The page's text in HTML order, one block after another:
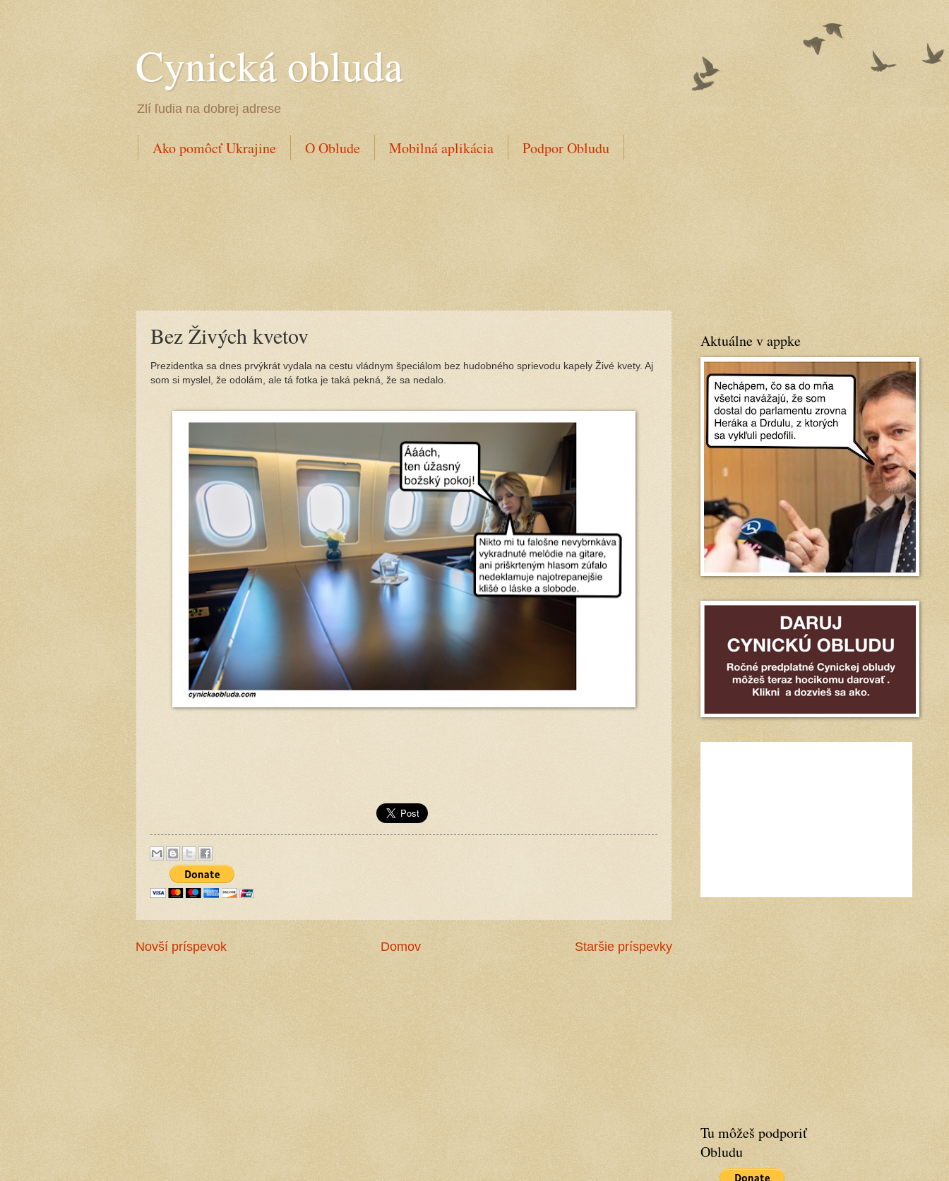
Cynická obluda
Zlí ľudia na dobrej adrese
Ako pomôcť Ukrajine O Oblude Mobilná aplikácia Podpor Obludu
Bez Živých kvetov
Prezidentka sa dnes prvýkrát vydala na cestu vládnym špeciálom bez hudobného sprievodu kapely Živé kvety. Aj
som si myslel, že odolám, ale tá fotka je taká pekná, že sa nedalo.
Novší príspevok Staršie príspevky
Domov
Aktuálne v appke
Tu môžeš podporiť
Obludu